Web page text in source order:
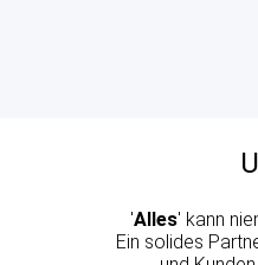
'Alles' kann
Ein solides